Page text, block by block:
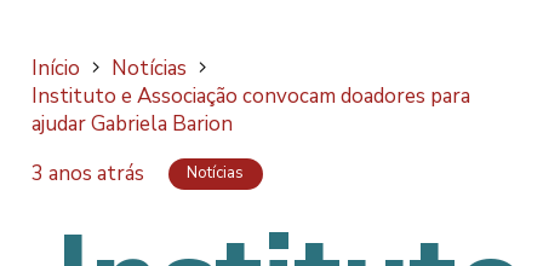
Início
Notícias
Instituto e Associação convocam doadores para
ajudar Gabriela Barion
3 anos atrás
Notícias